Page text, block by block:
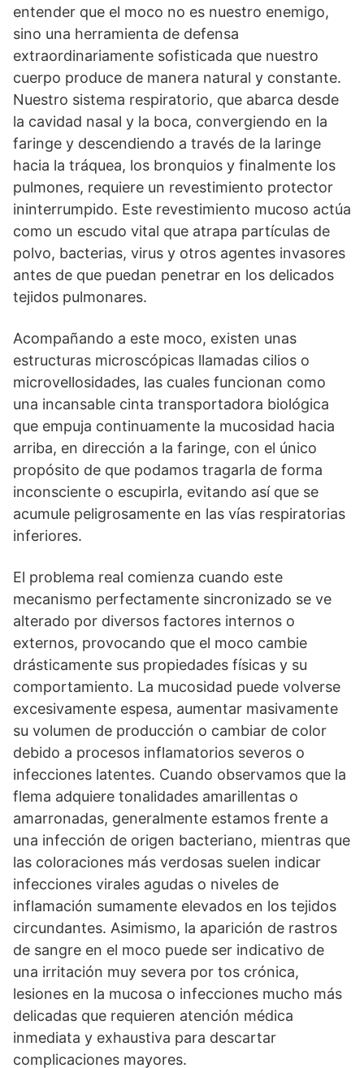
entender que el moco no es nuestro enemigo,
sino una herramienta de defensa
extraordinariamente sofisticada que nuestro
cuerpo produce de manera natural y constante.
Nuestro sistema respiratorio, que abarca desde
la cavidad nasal y la boca, convergiendo en la
faringe y descendiendo a través de la laringe
hacia la tráquea, los bronquios y finalmente los
pulmones, requiere un revestimiento protector
ininterrumpido. Este revestimiento mucoso actúa
como un escudo vital que atrapa partículas de
polvo, bacterias, virus y otros agentes invasores
antes de que puedan penetrar en los delicados
tejidos pulmonares.
Acompañando a este moco, existen unas
estructuras microscópicas llamadas cilios o
microvellosidades, las cuales funcionan como
una incansable cinta transportadora biológica
que empuja continuamente la mucosidad hacia
arriba, en dirección a la faringe, con el único
propósito de que podamos tragarla de forma
inconsciente o escupirla, evitando así que se
acumule peligrosamente en las vías respiratorias
inferiores.
El problema real comienza cuando este
mecanismo perfectamente sincronizado se ve
alterado por diversos factores internos o
externos, provocando que el moco cambie
drásticamente sus propiedades físicas y su
comportamiento. La mucosidad puede volverse
excesivamente espesa, aumentar masivamente
su volumen de producción o cambiar de color
debido a procesos inflamatorios severos o
infecciones latentes. Cuando observamos que la
flema adquiere tonalidades amarillentas o
amarronadas, generalmente estamos frente a
una infección de origen bacteriano, mientras que
las coloraciones más verdosas suelen indicar
infecciones virales agudas o niveles de
inflamación sumamente elevados en los tejidos
circundantes. Asimismo, la aparición de rastros
de sangre en el moco puede ser indicativo de
una irritación muy severa por tos crónica,
lesiones en la mucosa o infecciones mucho más
delicadas que requieren atención médica
inmediata y exhaustiva para descartar
complicaciones mayores.